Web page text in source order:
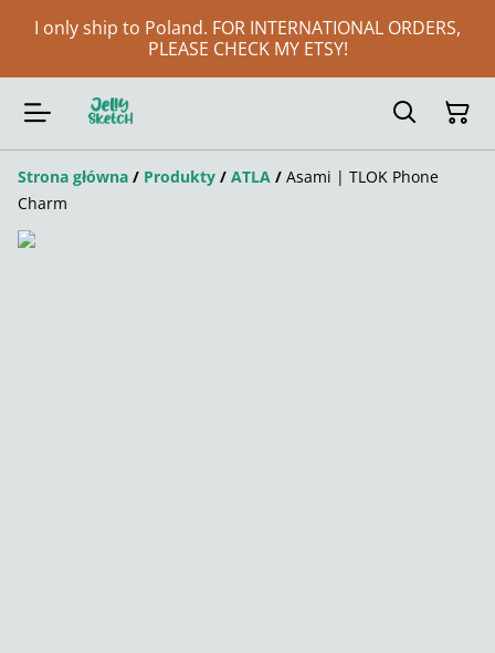
I only ship to Poland. FOR INTERNATIONAL ORDERS,
PLEASE CHECK MY ETSY!
Strona główna / Produkty / ATLA / Asami | TLOK Phone
Charm